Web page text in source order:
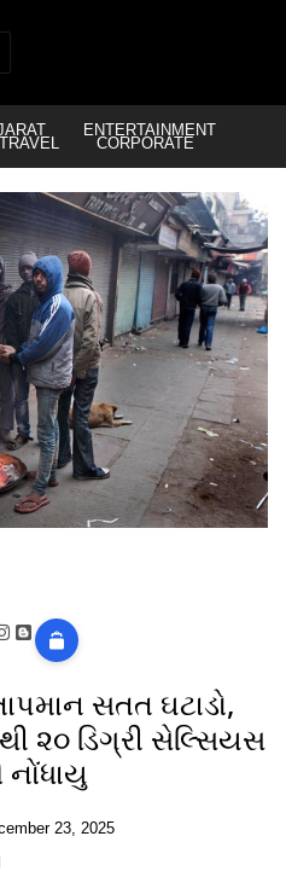
ENTERTAINMENT
TRAVEL CORPORATE
સતત ઘટાડો,
૨૦ ડિગ્રી સેલ્સિયસ
23, 2025